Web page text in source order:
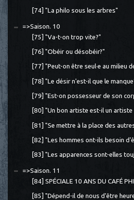
[74] "La philo sous les arbres"
=>Saison. 10
[75] "Va-t-on trop vite?"
[76] "Obéir ou désobéir?"
[77] "Peut-on être seul·e au milieu
[78] "Le désir n'est-il que le
[79] "Est-on possesseur de son
[80] "Un bon artiste est-il un artiste
[81] "Se mettre à la place des
[82] "Les hommes ont-ils besoin
[83] "Les apparences sont-elles
=>Saison. 11
[84] SPÉCIALE 10 ANS DU CAFÉ
[85] "Dépend-il de nous d'être